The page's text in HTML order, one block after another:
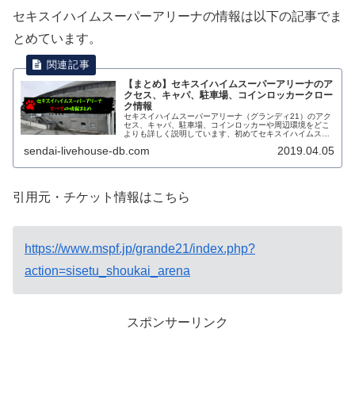
セキスイハイムスーパーアリーナの情報は以下の記事でま
とめています。
【まとめ】セキスイハイムスーパーアリーナのア
クセス、キャパ、駐車場、コインロッカークロー
ク情報
セキスイハイムスーパーアリーナ（グランディ21）のアク
セス、キャパ、駐車場、コインロッカーや周辺環境をどこ
よりも詳しく説明しています、初めてセキスイハイムスー
しておくことをおすすめします。
sendai-livehouse-db.com 2019.04.05
引用元・チケット情報はこちら
https://www.mspf.jp/grande21/index.php?
action=sisetu_shoukai_arena
スポンサーリンク